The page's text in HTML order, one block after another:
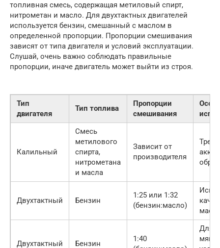
топливная смесь, содержащая метиловый спирт,
нитрометан и масло. Для двухтактных двигателей
используется бензин, смешанный с маслом в
определенной пропорции. Пропорции смешивания
зависят от типа двигателя и условий эксплуатации.
Слушай, очень важно соблюдать правильные
пропорции, иначе двигатель может выйти из строя.
Тип
двигателя
Тип топлива
Пропорции
смешивания
Калильный
Смесь
метилового
спирта,
нитрометана
и масла
Зависит от
производителя
Двухтактный Бензин
1:25 или 1:32
(бензин:масло)
Двухтактный Бензин
1:40
Для